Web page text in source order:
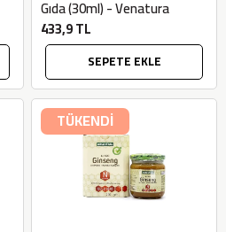
Gıda (30ml) - Venatura
433,9 TL
SEPETE EKLE
TÜKENDİ